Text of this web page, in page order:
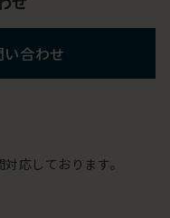
合わせ
応しております。